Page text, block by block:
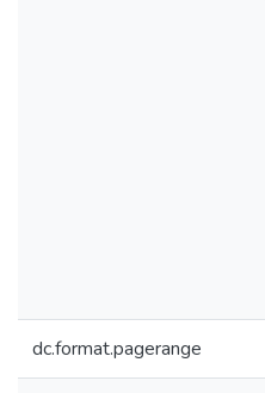
dc.format.pagerange